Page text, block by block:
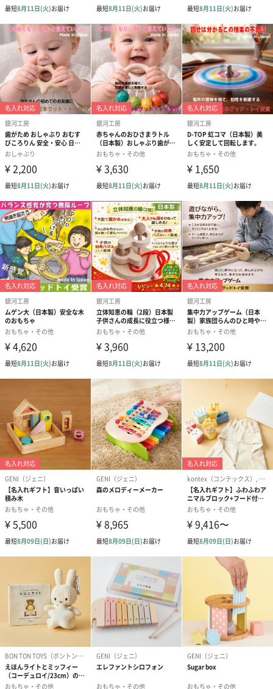
遊び方はご家庭によって変わってくるかも知れません。
ですが、どの家庭の赤ちゃんにとっても、みんなでおもちゃを使
って遊ぶ事は、何よりも幸せで大切な時間になること間違いあり
ません。
おもちゃは人と人とのコミュニケーションを学べるはじめての教
材にもなります。
赤ちゃんや子供にとって「おもちゃ」とは、生まれてきてから成
長する上で必要になる様々な力を付けられる、特別な役割を持っ
た存在なのです。
「木のおもちゃ製作所 銀河工房」
「木のおもちゃ製作所 銀河工房」では赤ちゃんと大人が一緒に
なって楽しめる、安全な木のおもちゃを考えています。赤ちゃん
にとって、ご両親や祖父母・親戚の方々と遊ぶ時間は、幸せな
「心のごはん」になります。
木のおもちゃは特に、赤ちゃんと周りの大人達がたくさん心のご
はんを食べられる、不思議なパワーが込められています。
口に入れても安全な、赤ちゃんの事を第一に考えた自信作です。
木のおもちゃはお風呂でも遊ぶことが出来ます。ハイハイから歩
けるようになるまで遊べます。
箱の蓋を開けると、ワクワクする豪華なおもちゃ達が赤ちゃんを
お出迎え。小さな手が握ってくれる木のおもちゃ達で味わう「幸
せのごはん」の時間を、大切な新しい家族と一緒に楽しんでくだ
さいね。
銀河工房の願い
素材、技術、デザイン、塗装など、ひとつの作品が生まれるには
着想から製作、完成となるまで様々な行程があり、思いが込めら
れています。それらの作品のいくつかが工房の日常のこまごま と
した出来事を乗り越えて今日まで作り続けられています。
こうした小さな歴史が子供達の手に触れられ、受け継がれていく
よう願っています。